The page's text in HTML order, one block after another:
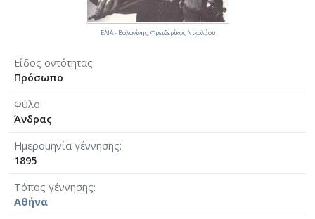
Είδος οντότητας
Πρόσωπο
Φύλο
Άνδρας
Ημερομηνία γέννησης
1895
Τόπος γέννησης
Αθήνα
ΕΛΙΑ - Βολωνίνης, Φρειδερίκος Νικολάου